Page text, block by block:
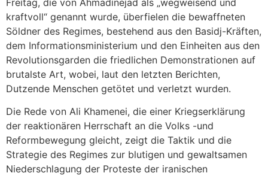
kraftvoll“ genannt wurde, überfielen die bewaffneten
Söldner des Regimes, bestehend aus den Basidj-Kräften,
dem Informationsministerium und den Einheiten aus den
Revolutionsgarden die friedlichen Demonstrationen auf
brutalste Art, wobei, laut den letzten Berichten,
Dutzende Menschen getötet und verletzt wurden.
Die Rede von Ali Khamenei, die einer Kriegserklärung
der reaktionären Herrschaft an die Volks -und
Reformbewegung gleicht, zeigt die Taktik und die
Strategie des Regimes zur blutigen und gewaltsamen
Niederschlagung der Proteste der iranischen